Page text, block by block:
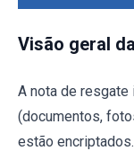
Visão geral
A nota de
(documentos,
estão